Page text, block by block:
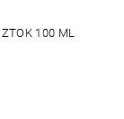
100 ML